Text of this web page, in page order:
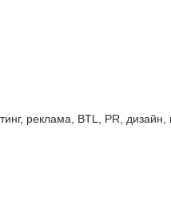
реклама, BTL, PR, дизайн,